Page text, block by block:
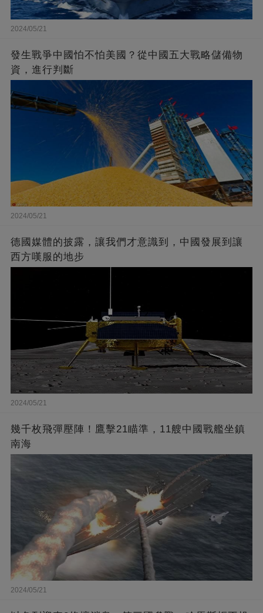
2024/05/21
發生戰爭中國怕不怕美國？從中國五大戰略儲備物
資，進行判斷
2024/05/21
德國媒體的披露，讓我們才意識到，中國發展到讓
西方嘆服的地步
2024/05/21
幾千枚飛彈壓陣！鷹擊21瞄準，11艘中國戰艦坐鎮
南海
2024/05/21